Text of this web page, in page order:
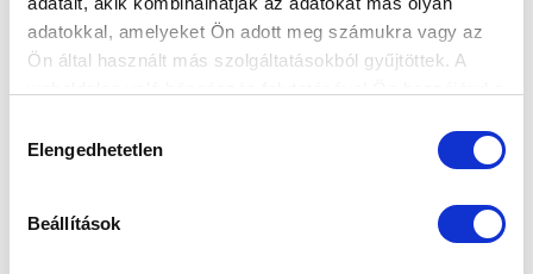
adatokkal, amelyeket Ön adott meg számukra vagy az
Ön által használt más szolgáltatásokból gyűjtöttek. A
kiválasztása
Elengedhetetlen
Beállítások
FELIRATKOZOM